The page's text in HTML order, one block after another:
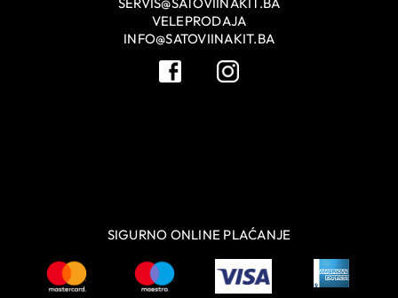
SERVIS@SATOVIINAKIT.BA
VELEPRODAJA
INFO@SATOVIINAKIT.BA
SIGURNO ONLINE PLAĆANJE